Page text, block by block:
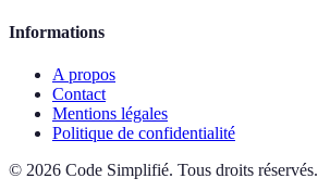
Informations
A propos
Contact
Mentions légales
Politique de confidentialité
© 2026 Code Simplifié. Tous droits réservés.